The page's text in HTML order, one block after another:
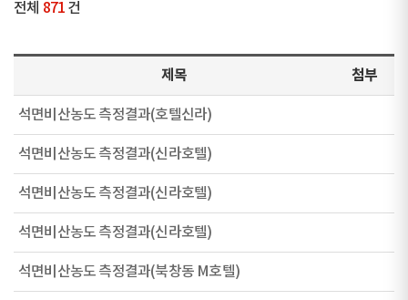
전체 871 건
제목 첨부
석면비산농도 측정결과(호텔신라)
석면비산농도 측정결과(신라호텔)
석면비산농도 측정결과(신라호텔)
석면비산농도 측정결과(신라호텔)
석면비산농도 측정결과(북창동 M호텔)